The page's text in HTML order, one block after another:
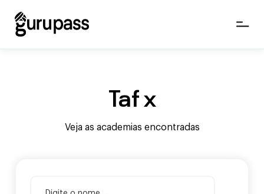
Taf x
Veja as academias encontradas